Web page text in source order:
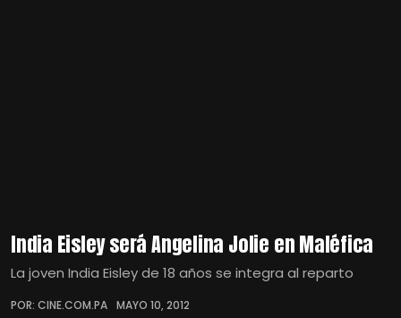
India Eisley será Angelina Jolie en Maléfica
La joven India Eisley de 18 años se integra al reparto
POR: CINE.COM.PA MAYO 10, 2012